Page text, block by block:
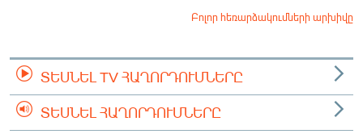
Բոլոր հեռարձակումների արխիվը
ՏԵՍՆԵԼ TV ՀԱՂՈՐԴՈՒՄՆԵՐԸ
ՏԵՍՆԵԼ ՀԱՂՈՐԴՈՒՄՆԵՐԸ